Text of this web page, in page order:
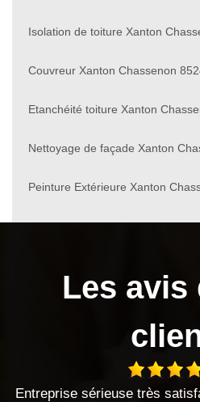
Isolation de toiture Xanton
Couvreur Xanton Chassenon
Etanchéité toiture Xanton
Nettoyage de façade Xanton
Peinture Extérieure Xanton
Les avis
des travaux réalisés